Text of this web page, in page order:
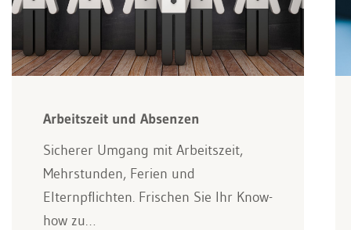
Arbeitszeit und Absenzen
Sicherer Umgang mit Arbeitszeit,
Mehrstunden, Ferien und
Elternpflichten. Frischen Sie Ihr Know-
how zu…